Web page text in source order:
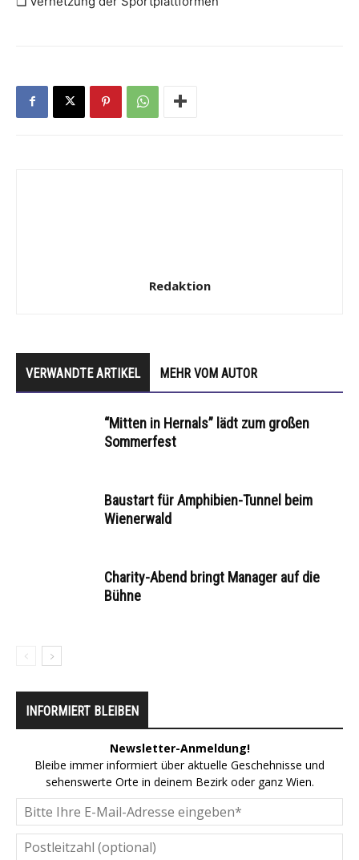
Redaktion
VERWANDTE ARTIKEL MEHR VOM AUTOR
“Mitten in Hernals” lädt zum großen
Sommerfest
Baustart für Amphibien-Tunnel beim
Wienerwald
Charity-Abend bringt Manager auf die
Bühne
INFORMIERT BLEIBEN
Newsletter-Anmeldung!
Bleibe immer informiert über aktuelle Geschehnisse und
sehenswerte Orte in deinem Bezirk oder ganz Wien.